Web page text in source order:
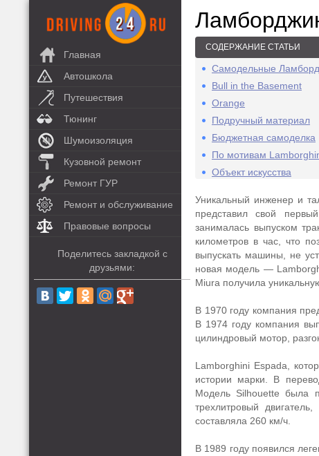
Главная
Автошкола
Путешествия
Тюнинг
Шумоизоляция
Кузовной ремонт
Ремонт ГУР
Ремонт и обслуживание
Правовые вопросы
Поделитесь закладкой с
друзьями:
СОДЕРЖАНИЕ СТАТЬИ
Самодельные
Bull in the Basement
Orange
Подручный материал
Бюджетная самоделка
По мотивам
Объект искусства
Уникальный инженер и
представил свой
занималась выпуском
километров в час, что
выпускать машины, не
новая модель —
Miura получила
В 1970 году компания
В 1974 году компания
цилиндровый мотор,
Lamborghini Espada,
истории марки. В
Модель Silhouette была
трехлитровый
составляла 260 км/ч.
В 1989 году появился